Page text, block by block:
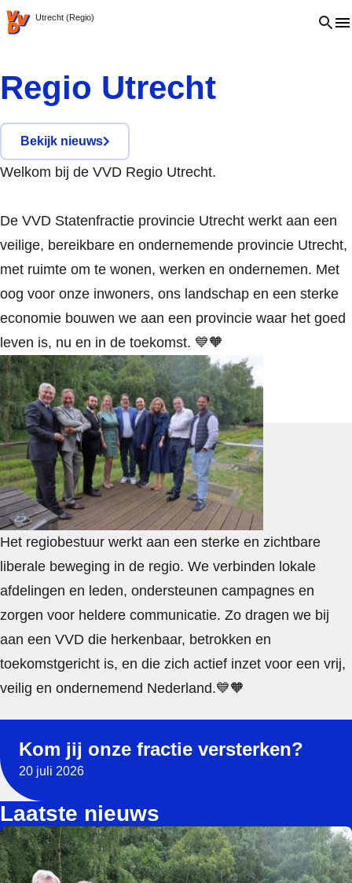
VVD.nlUtrecht (Regio) Open
Regio Utrecht
Welkom bij de VVD Regio Utrecht.
De VVD Statenfractie provincie Utrecht werkt aan een
veilige, bereikbare en ondernemende provincie Utrecht,
met ruimte om te wonen, werken en ondernemen. Met
oog voor onze inwoners, ons landschap en een sterke
economie bouwen we aan een provincie waar het goed
leven is, nu en in de toekomst. 💙🧡
Het regiobestuur werkt aan een sterke en zichtbare
liberale beweging in de regio. We verbinden lokale
afdelingen en leden, ondersteunen campagnes en
zorgen voor heldere communicatie. Zo dragen we bij
aan een VVD die herkenbaar, betrokken en
toekomstgericht is, en die zich actief inzet voor een vrij,
veilig en ondernemend Nederland.💙🧡
Bekijk nieuws
Kom jij onze fractie versterken?
20 juli 2026
Laatste nieuws